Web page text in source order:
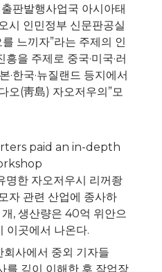
판발행사업국 아시아태
시 인민정부 신문판공실
느끼자”라는 주제의 인
을 주제로 중국·미국·러
·한국·뉴질랜드 등지에서
오(靑島) 자오저우의”모
paid an in-depth
명한 자오저우시 리꺼좡
자 관련 산업에 종사하
, 생산량은 40억 위안으
이곳에서 나온다.
사에서 중외 기자들
를 깊이 이해한 후 작업장